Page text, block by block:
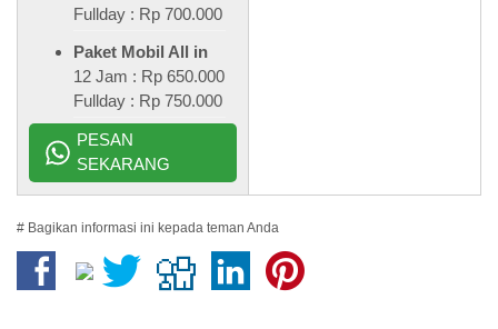
Fullday : Rp 700.000
Paket Mobil All in
12 Jam : Rp 650.000
Fullday : Rp 750.000
PESAN
SEKARANG
# Bagikan informasi ini kepada teman Anda